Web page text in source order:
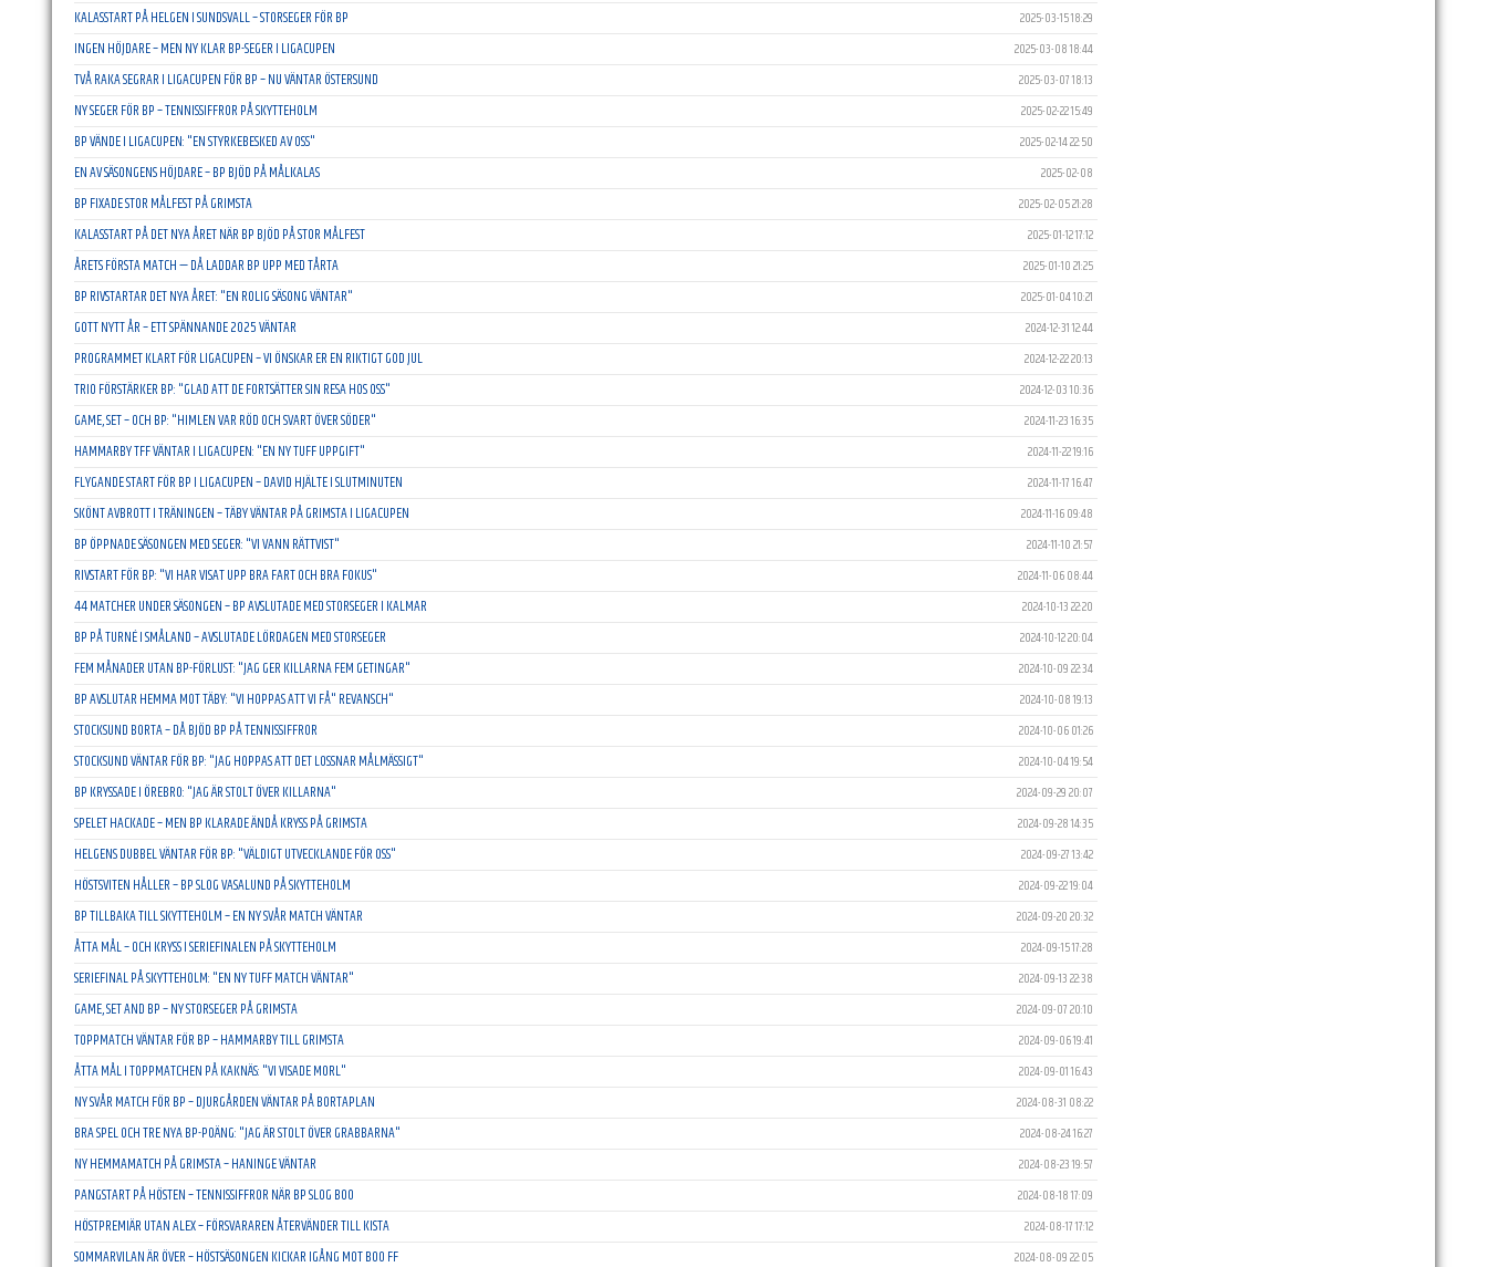
KALASSTART PÅ HELGEN I SUNDSVALL – STORSEGER FÖR BP 2025-03-15 18:29
INGEN HÖJDARE – MEN NY KLAR BP-SEGER I LIGACUPEN 2025-03-08 18:44
TVÅ RAKA SEGRAR I LIGACUPEN FÖR BP – NU VÄNTAR ÖSTERSUND 2025-03-07 18:13
NY SEGER FÖR BP – TENNISSIFFROR PÅ SKYTTEHOLM 2025-02-22 15:49
BP VÄNDE I LIGACUPEN: "EN STYRKEBESKED AV OSS" 2025-02-14 22:50
EN AV SÄSONGENS HÖJDARE – BP BJÖD PÅ MÅLKALAS 2025-02-08
BP FIXADE STOR MÅLFEST PÅ GRIMSTA 2025-02-05 21:28
KALASSTART PÅ DET NYA ÅRET NÄR BP BJÖD PÅ STOR MÅLFEST 2025-01-12 17:12
ÅRETS FÖRSTA MATCH — DÅ LADDAR BP UPP MED TÅRTA 2025-01-10 21:25
BP RIVSTARTAR DET NYA ÅRET: "EN ROLIG SÄSONG VÄNTAR" 2025-01-04 10:21
GOTT NYTT ÅR – ETT SPÄNNANDE 2025 VÄNTAR 2024-12-31 12:44
PROGRAMMET KLART FÖR LIGACUPEN – VI ÖNSKAR ER EN RIKTIGT GOD JUL 2024-12-22 20:13
TRIO FÖRSTÄRKER BP: "GLAD ATT DE FORTSÄTTER SIN RESA HOS OSS" 2024-12-03 10:36
GAME, SET – OCH BP: "HIMLEN VAR RÖD OCH SVART ÖVER SÖDER" 2024-11-23 16:35
HAMMARBY TFF VÄNTAR I LIGACUPEN: "EN NY TUFF UPPGIFT" 2024-11-22 19:16
FLYGANDE START FÖR BP I LIGACUPEN – DAVID HJÄLTE I SLUTMINUTEN 2024-11-17 16:47
SKÖNT AVBROTT I TRÄNINGEN – TÄBY VÄNTAR PÅ GRIMSTA I LIGACUPEN 2024-11-16 09:48
BP ÖPPNADE SÄSONGEN MED SEGER: "VI VANN RÄTTVIST" 2024-11-10 21:57
RIVSTART FÖR BP: "VI HAR VISAT UPP BRA FART OCH BRA FOKUS" 2024-11-06 08:44
44 MATCHER UNDER SÄSONGEN – BP AVSLUTADE MED STORSEGER I KALMAR 2024-10-13 22:20
BP PÅ TURNÉ I SMÅLAND – AVSLUTADE LÖRDAGEN MED STORSEGER 2024-10-12 20:04
FEM MÅNADER UTAN BP-FÖRLUST: "JAG GER KILLARNA FEM GETINGAR" 2024-10-09 22:34
BP AVSLUTAR HEMMA MOT TÄBY: "VI HOPPAS ATT VI FÅ" REVANSCH" 2024-10-08 19:13
STOCKSUND BORTA – DÅ BJÖD BP PÅ TENNISSIFFROR 2024-10-06 01:26
STOCKSUND VÄNTAR FÖR BP: "JAG HOPPAS ATT DET LOSSNAR MÅLMÄSSIGT" 2024-10-04 19:54
BP KRYSSADE I ÖREBRO: "JAG ÄR STOLT ÖVER KILLARNA" 2024-09-29 20:07
SPELET HACKADE – MEN BP KLARADE ÄNDÅ KRYSS PÅ GRIMSTA 2024-09-28 14:35
HELGENS DUBBEL VÄNTAR FÖR BP: "VÄLDIGT UTVECKLANDE FÖR OSS" 2024-09-27 13:42
HÖSTSVITEN HÅLLER – BP SLOG VASALUND PÅ SKYTTEHOLM 2024-09-22 19:04
BP TILLBAKA TILL SKYTTEHOLM – EN NY SVÅR MATCH VÄNTAR 2024-09-20 20:32
ÅTTA MÅL – OCH KRYSS I SERIEFINALEN PÅ SKYTTEHOLM 2024-09-15 17:28
SERIEFINAL PÅ SKYTTEHOLM: "EN NY TUFF MATCH VÄNTAR" 2024-09-13 22:38
GAME, SET AND BP – NY STORSEGER PÅ GRIMSTA 2024-09-07 20:10
TOPPMATCH VÄNTAR FÖR BP – HAMMARBY TILL GRIMSTA 2024-09-06 19:41
ÅTTA MÅL I TOPPMATCHEN PÅ KAKNÄS: "VI VISADE MORL" 2024-09-01 16:43
NY SVÅR MATCH FÖR BP – DJURGÅRDEN VÄNTAR PÅ BORTAPLAN 2024-08-31 08:22
BRA SPEL OCH TRE NYA BP-POÄNG: "JAG ÄR STOLT ÖVER GRABBARNA" 2024-08-24 16:27
NY HEMMAMATCH PÅ GRIMSTA – HANINGE VÄNTAR 2024-08-23 19:57
PANGSTART PÅ HÖSTEN – TENNISSIFFROR NÄR BP SLOG BOO 2024-08-18 17:09
HÖSTPREMIÄR UTAN ALEX – FÖRSVARAREN ÅTERVÄNDER TILL KISTA 2024-08-17 17:12
SOMMARVILAN ÄR ÖVER – HÖSTSÄSONGEN KICKAR IGÅNG MOT BOO FF 2024-08-09 22:05